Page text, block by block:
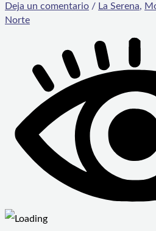
Deja un comentario / La Serena,
Norte